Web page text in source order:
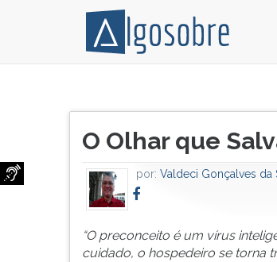
preconceito
vírus
inteligente,
F
para
do
artigo:
O Olhar que
por: Valdeci Gonçalves da
“O preconceito é um vírus
cuidado, o hospedeiro se torna